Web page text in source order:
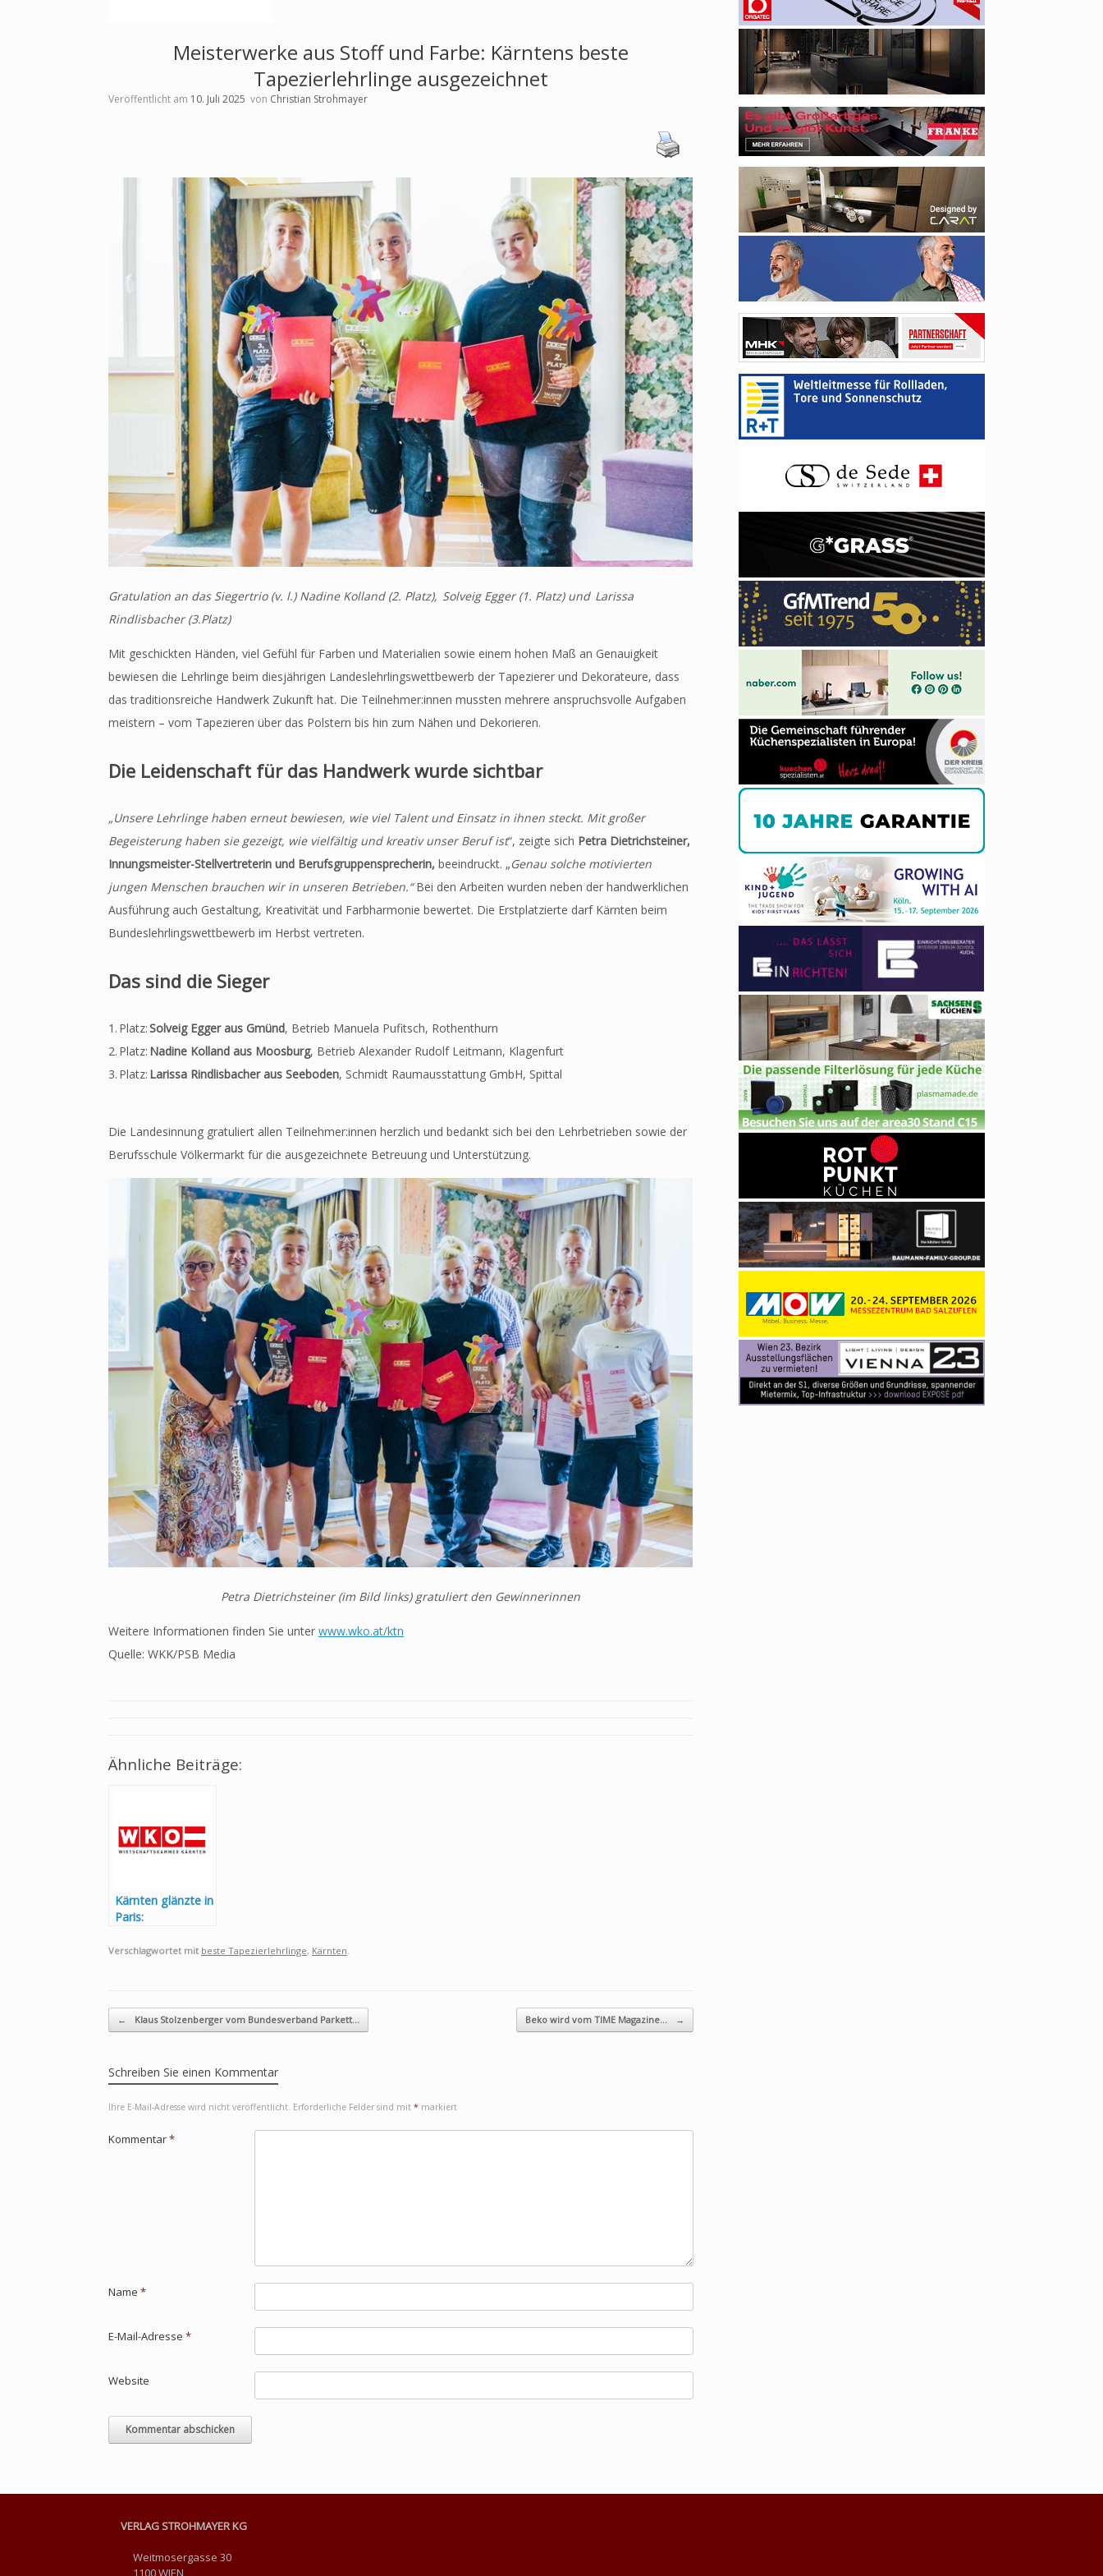
Meisterwerke aus Stoff und Farbe: Kärntens beste
Tapezierlehrlinge ausgezeichnet
Veröffentlicht am 10. Juli 2025 von Christian Strohmayer
Gratulation an das Siegertrio (v. l.) Nadine Kolland (2. Platz), Solveig Egger (1. Platz) und Larissa
Rindlisbacher (3.Platz)
Mit geschickten Händen, viel Gefühl für Farben und Materialien sowie einem hohen Maß an Genauigkeit
bewiesen die Lehrlinge beim diesjährigen Landeslehrlingswettbewerb der Tapezierer und Dekorateure, dass
das traditionsreiche Handwerk Zukunft hat. Die Teilnehmer:innen mussten mehrere anspruchsvolle Aufgaben
meistern – vom Tapezieren über das Polstern bis hin zum Nähen und Dekorieren.
Die Leidenschaft für das Handwerk wurde sichtbar
„Unsere Lehrlinge haben erneut bewiesen, wie viel Talent und Einsatz in ihnen steckt. Mit großer
Begeisterung haben sie gezeigt, wie vielfältig und kreativ unser Beruf ist“, zeigte sich Petra Dietrichsteiner,
Innungsmeister-Stellvertreterin und Berufsgruppensprecherin, beeindruckt. „Genau solche motivierten
jungen Menschen brauchen wir in unseren Betrieben.“Bei den Arbeiten wurden neben der handwerklichen
Ausführung auch Gestaltung, Kreativität und Farbharmonie bewertet. Die Erstplatzierte darf Kärnten beim
Bundeslehrlingswettbewerb im Herbst vertreten.
Das sind die Sieger
1. Platz:Solveig Egger aus Gmünd, Betrieb Manuela Pufitsch, Rothenthurn
2. Platz: Nadine Kolland aus Moosburg, Betrieb Alexander Rudolf Leitmann, Klagenfurt
3. Platz: Larissa Rindlisbacher aus Seeboden, Schmidt Raumausstattung GmbH, Spittal
Die Landesinnung gratuliert allen Teilnehmer:innen herzlich und bedankt sich bei den Lehrbetrieben sowie der
Berufsschule Völkermarkt für die ausgezeichnete Betreuung und Unterstützung.
Petra Dietrichsteiner (im Bild links) gratuliert den Gewinnerinnen
Weitere Informationen finden Sie unter www.wko.at/ktn
Quelle: WKK/PSB Media
Ähnliche Beiträge:
Kärnten glänzte in
Paris:
tion überzeugte
Verschlagwortet mit beste Tapezierlehrlinge, Kärnten
Beitragsnavigation
← Klaus Stolzenberger vom Bundesverband Parkett… Beko wird vom TIME Magazine… →
Schreiben Sie einen Kommentar
Ihre E-Mail-Adresse wird nicht veröffentlicht. Erforderliche Felder sind mit * markiert
Kommentar*
Name *
E-Mail-Adresse *
Website
VERLAG STROHMAYER KG
Weitmosergasse 30
1100 WIEN